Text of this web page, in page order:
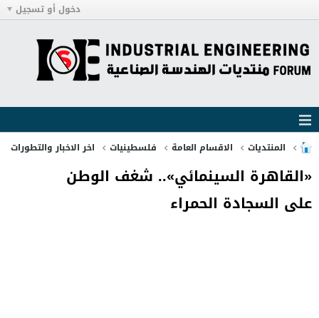
دخول أو تسجيل
المنتديات الاقسام العامة فلسطينيات اخر الاخبار والتطورات
«القاهرة السينمائي».. شغف الوطن
على السجادة الحمراء